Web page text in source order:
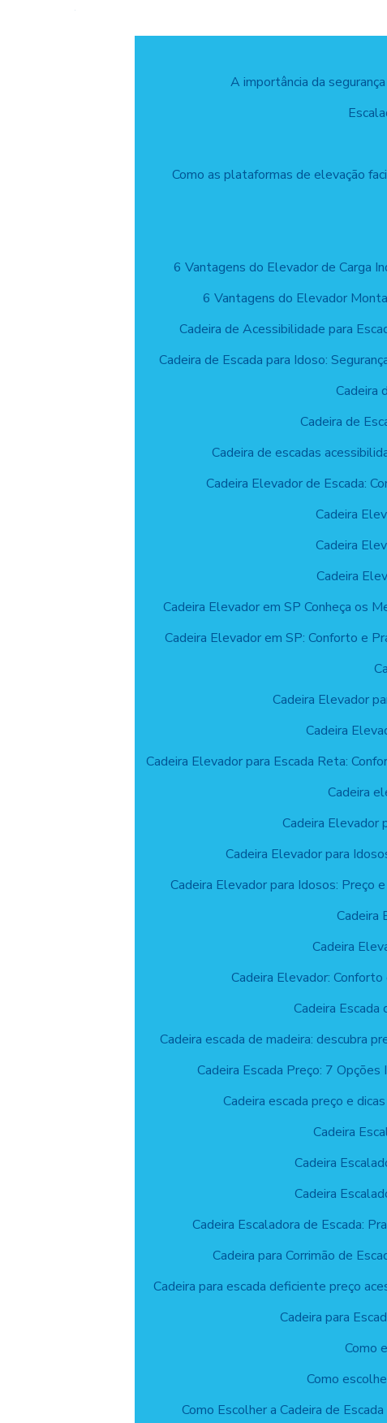
A importância da
Como as plataformas de elevação
6 Vantagens do Elevador de Carga
6 Vantagens do Elevador
Cadeira de Acessibilidade para
Cadeira de Escada para Idoso:
Cadeira
Cadeira de
Cadeira de escadas
Cadeira Elevador de Escada:
Cadeira
Cadeira
Cadeira
Cadeira Elevador em SP Conheça os
Cadeira Elevador em SP: Conforto e
Cadeira Elevador
Cadeira
Cadeira Elevador para Escada Reta:
Cadeira
Cadeira Elevador
Cadeira Elevador para
Cadeira Elevador para Idosos: Preço
Cadeira
Cadeira
Cadeira Elevador:
Cadeira
Cadeira escada de madeira: descubra
Cadeira Escada Preço: 7 Opções
Cadeira escada preço e
Cadeira
Cadeira
Cadeira
Cadeira Escaladora de Escada:
Cadeira para Corrimão de
Cadeira para escada deficiente preço
Cadeira para
Como
Como
Como Escolher a Cadeira de